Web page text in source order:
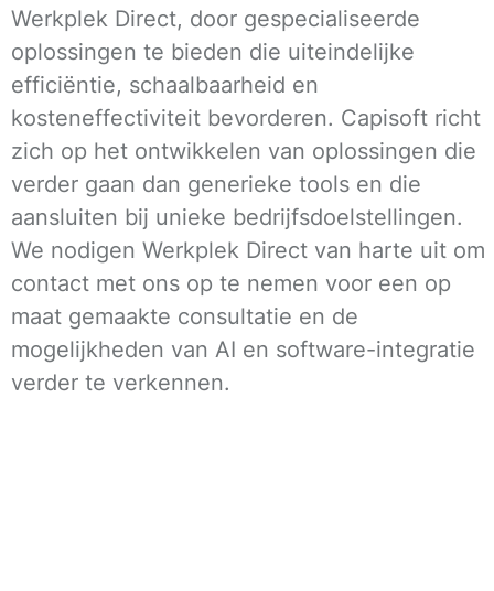
Werkplek Direct, door gespecialiseerde
oplossingen te bieden die uiteindelijke
efficiëntie, schaalbaarheid en
kosteneffectiviteit bevorderen. Capisoft richt
zich op het ontwikkelen van oplossingen die
verder gaan dan generieke tools en die
aansluiten bij unieke bedrijfsdoelstellingen.
We nodigen Werkplek Direct van harte uit om
contact met ons op te nemen voor een op
maat gemaakte consultatie en de
mogelijkheden van AI en software-integratie
verder te verkennen.